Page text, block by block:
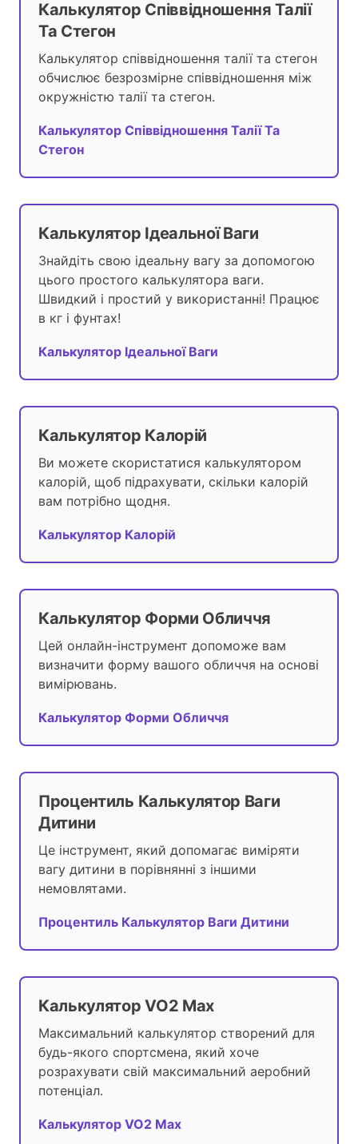
Калькулятор Співвідношення Талії
Та Стегон
Калькулятор співвідношення талії та стегон
обчислює безрозмірне співвідношення між
окружністю талії та стегон.
Калькулятор Співвідношення Талії Та
Стегон
Калькулятор Ідеальної Ваги
Знайдіть свою ідеальну вагу за допомогою
цього простого калькулятора ваги.
Швидкий і простий у використанні! Працює
в кг і фунтах!
Калькулятор Ідеальної Ваги
Калькулятор Калорій
Ви можете скористатися калькулятором
калорій, щоб підрахувати, скільки калорій
вам потрібно щодня.
Калькулятор Калорій
Калькулятор Форми Обличчя
Цей онлайн-інструмент допоможе вам
визначити форму вашого обличчя на основі
вимірювань.
Калькулятор Форми Обличчя
Процентиль Калькулятор Ваги
Дитини
Це інструмент, який допомагає виміряти
вагу дитини в порівнянні з іншими
немовлятами.
Процентиль Калькулятор Ваги Дитини
Калькулятор VO2 Max
Максимальний калькулятор створений для
будь-якого спортсмена, який хоче
розрахувати свій максимальний аеробний
потенціал.
Калькулятор VO2 Max